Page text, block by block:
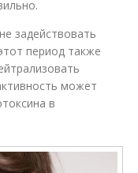
задействовать
период также
может
в